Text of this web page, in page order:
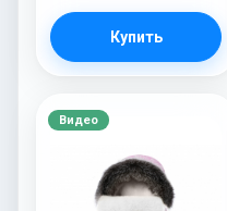
Купить
Видео